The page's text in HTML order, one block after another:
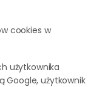
cookies w
użytkownika
Google, użytkownik